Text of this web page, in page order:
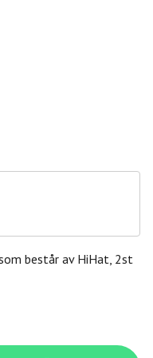
består av HiHat, 2st